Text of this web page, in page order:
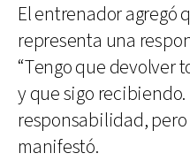
El entrenador agregó
representa una
“Tengo que devolver
y que sigo
responsabilidad,
manifestó.